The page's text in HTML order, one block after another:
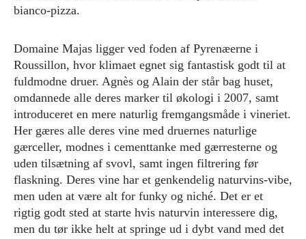
bianco-pizza.
Domaine Majas ligger ved foden af Pyrenæerne i
Roussillon, hvor klimaet egnet sig fantastisk godt til at
fuldmodne druer. Agnès og Alain der står bag huset,
omdannede alle deres marker til økologi i 2007, samt
introduceret en mere naturlig fremgangsmåde i vineriet.
Her gæres alle deres vine med druernes naturlige
gærceller, modnes i cementtanke med gærresterne og
uden tilsætning af svovl, samt ingen filtrering før
flaskning. Deres vine har et genkendelig naturvins-vibe,
men uden at være alt for funky og niché. Det er et
rigtig godt sted at starte hvis naturvin interessere dig,
men du tør ikke helt at springe ud i dybt vand med det